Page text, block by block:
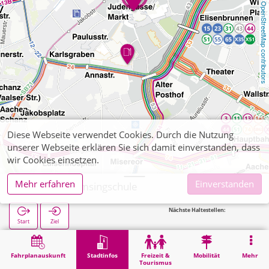
OpenStreetMap contributors
Fahrplanauskunft Stadtinfos
Freizeit &
Tourismus
Mobilität Mehr
Aachen, Domsingschule
Start Ziel
Nächste Haltestellen:
Stadtinfos Aachen, Domsingschule
Diese Webseite verwendet Cookies. Durch die Nutzung
unserer Webseite erklären Sie sich damit einverstanden, dass
wir Cookies einsetzen.
Mehr erfahren
Einverstanden